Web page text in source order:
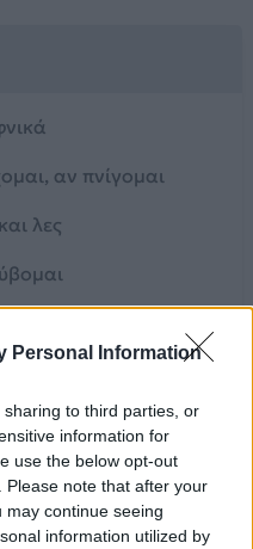
Personal Information
to third parties, or
information for
use the below opt-out
note that after your
continue seeing
information utilized by
αν πνίγομαι
λες
μ’ αφήνεις
το μαχαίρι